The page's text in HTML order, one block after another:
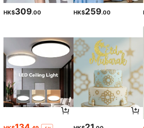
HK$309.00 HK$259.00